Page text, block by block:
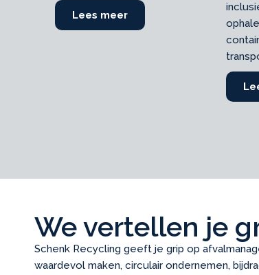
Lees meerabout Folie
We vertellen je
Schenk Recycling geeft je grip op
waardevol maken, circulair ondernemen,